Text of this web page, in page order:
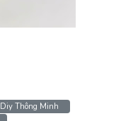
Diy Thông Minh